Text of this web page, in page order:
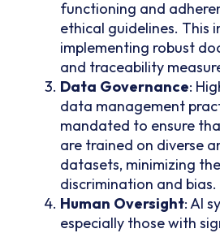
functioning and
ethical guidelines. This
implementing robust
and traceability
Data Governance:
data management
mandated to ensure
are trained on diverse
datasets, minimizing
discrimination and bias.
Human Oversight: AI
especially those with